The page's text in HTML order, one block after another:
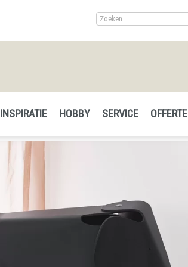
INSPIRATIE HOBBY SERVICE OFFERTE